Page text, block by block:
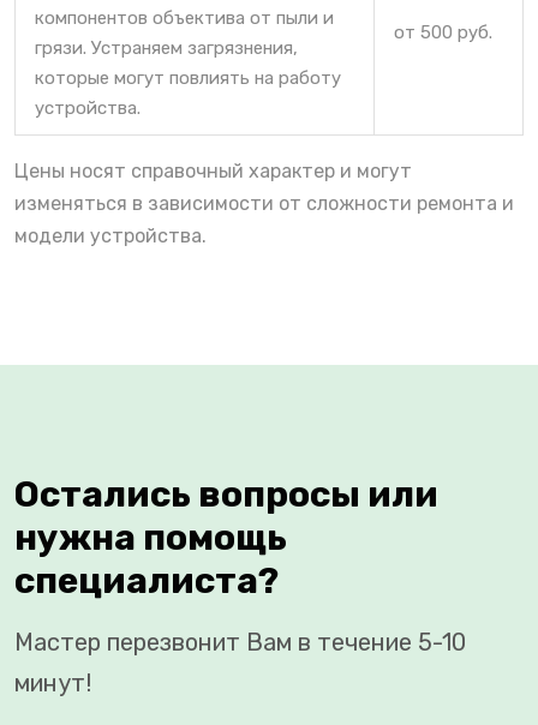
компонентов объектива от пыли и
грязи. Устраняем загрязнения,
которые могут повлиять на работу
устройства.
от 500 руб.
Цены носят справочный характер и могут
изменяться в зависимости от сложности ремонта и
модели устройства.
Остались вопросы или
нужна помощь
специалиста?
Мастер перезвонит Вам в течение 5-10
минут!